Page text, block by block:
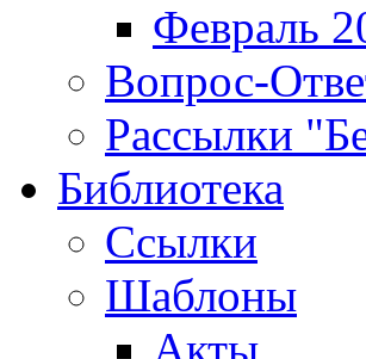
Февраль
Вопрос-
Рассылки
Библиотека
Ссылки
Шаблоны